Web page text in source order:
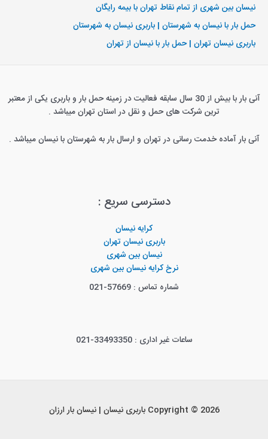
نیسان بین شهری از تمام نقاط تهران با بیمه رایگان
حمل بار با نیسان به شهرستان | باربری نیسان به شهرستان
باربری نیسان تهران | حمل بار با نیسان از تهران
آنی بار با بیش از 30 سال سابقه فعالیت در زمینه حمل بار و باربری یکی از معتبر
ترین شرکت های حمل و نقل در استان تهران میباشد .
آنی بار آماده خدمت رسانی در تهران و ارسال بار به شهرستان با نیسان میباشد .
دسترسی سریع :
کرایه نیسان
باربری نیسان تهران
نیسان بین شهری
نرخ کرایه نیسان بین شهری
شماره تماس : 57669-021
ساعات غیر اداری : 33493350-021
Copyright © 2026 باربری نیسان | نیسان بار ارزان